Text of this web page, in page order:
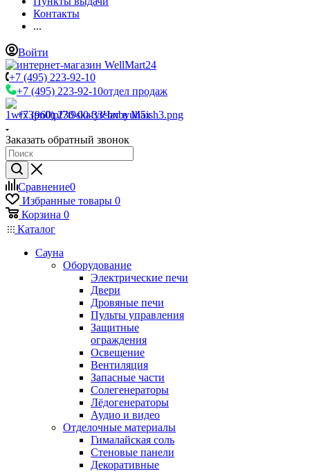
Контакты
...
Войти
+7 (495) 223-92-10
+7 (495) 223-92-10отдел продаж
+7 (960) 230-00-33Чат в Max
Заказать обратный звонок
Сравнение0
Избранные товары 0
Корзина 0
Каталог
Сауна
Оборудование
Электрические печи
Двери
Дровяные печи
Пульты управления
Защитные
ограждения
Освещение
Вентиляция
Запасные части
Солегенераторы
Лёдогенераторы
Аудио и видео
Отделочные материалы
Гималайская соль
Стеновые панели
Декоративные